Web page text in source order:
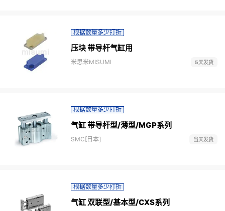
根据数量多少打折
压块 带导杆气缸用
米思米MISUMI 5天发货
根据数量多少打折
气缸 带导杆型/薄型/MGP系列
SMC[日本] 当天发货
根据数量多少打折
气缸 双联型/基本型/CXS系列